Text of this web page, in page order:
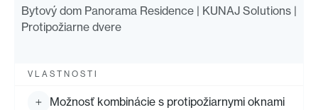
Bytový dom Panorama Residence | KUNAJ Solutions |
Protipožiarne dvere
VLASTNOSTI
Možnosť kombinácie s protipožiarnymi oknami